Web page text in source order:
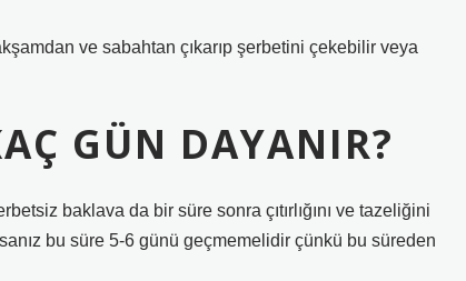
ve sabahtan çıkarıp şerbetini çekebilir veya
GÜN DAYANIR?
baklava da bir süre sonra çıtırlığını ve tazeliğini
bu süre 5-6 günü geçmemelidir çünkü bu süreden